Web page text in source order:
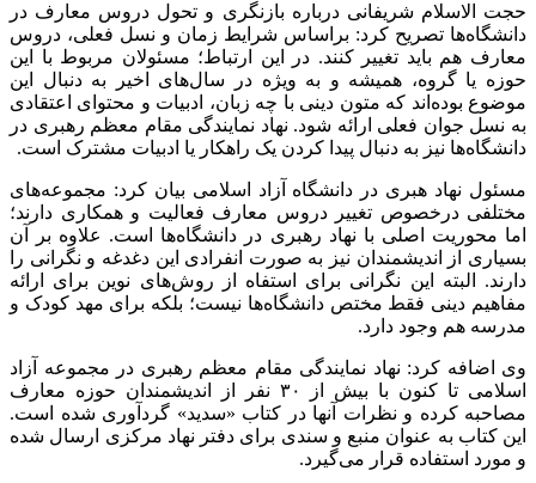
حجت الاسلام شریفانی درباره بازنگری و تحول دروس معارف در
دانشگاه‌ها تصریح کرد: براساس شرایط زمان و نسل فعلی، دروس
معارف هم باید تغییر کنند. در این ارتباط؛ مسئولان مربوط با این
حوزه یا گروه، همیشه و به ویژه در سال‌های اخیر به دنبال این
موضوع بوده‌اند که متون دینی با چه زبان، ادبیات و محتوای اعتقادی
به نسل جوان فعلی ارائه شود. نهاد نمایندگی مقام معظم رهبری در
دانشگاه‌ها نیز به دنبال پیدا کردن یک راهکار یا ادبیات مشترک است.
مسئول نهاد هبری در دانشگاه آزاد اسلامی بیان کرد: مجموعه‌های
مختلفی درخصوص تغییر دروس معارف فعالیت و همکاری دارند؛
اما محوریت اصلی با نهاد رهبری در دانشگاه‌ها است. علاوه بر آن
بسیاری از اندیشمندان نیز به صورت انفرادی این دغدغه و نگرانی را
دارند. البته این نگرانی برای استفاه از روش‌های نوین برای ارائه
مفاهیم دینی فقط مختص دانشگاه‌ها نیست؛ بلکه برای مهد کودک و
مدرسه هم وجود دارد.
وی اضافه کرد: نهاد نمایندگی مقام معظم رهبری در مجموعه آزاد
اسلامی تا کنون با بیش از ۳۰ نفر از اندیشمندان حوزه معارف
مصاحبه کرده و نظرات آنها در کتاب «سدید» گردآوری شده است.
این کتاب به عنوان منبع و سندی برای دفتر نهاد مرکزی ارسال شده
و مورد استفاده قرار می‌گیرد.